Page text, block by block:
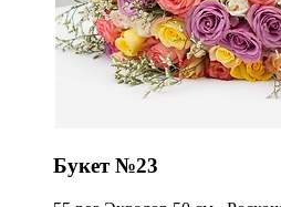
Букет №23